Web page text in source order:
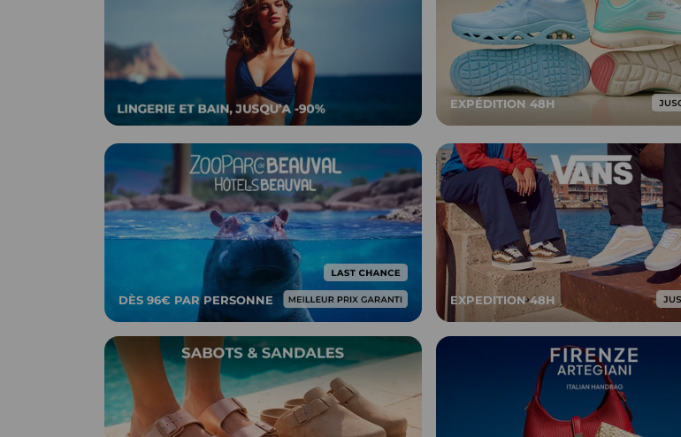
EXPÉDITION 48H
DÈS 96€ PAR PERSONNE EXPEDITION 48H